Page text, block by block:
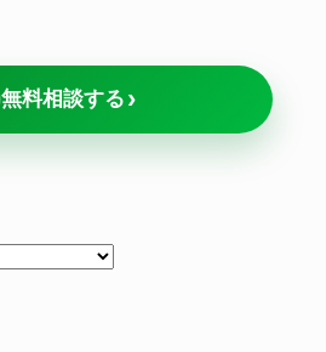
無料相談する ›